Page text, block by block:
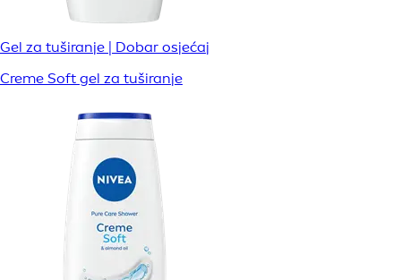
Gel za tuširanje | Dobar osjećaj
Creme Soft gel za tuširanje